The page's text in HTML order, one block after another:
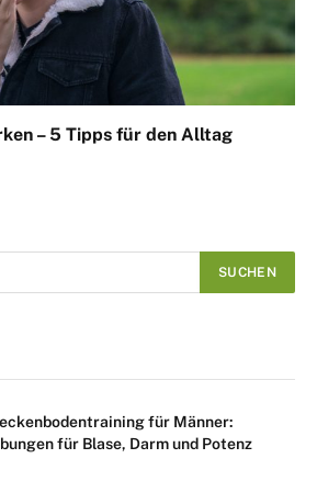
– 5 Tipps für den Alltag
für Männer:
für Blase, Darm und Potenz